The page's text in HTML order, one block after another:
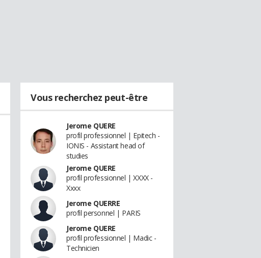
Vous recherchez peut-être
Jerome QUERE
profil professionnel | Epitech -
IONIS - Assistant head of
studies
Jerome QUERE
profil professionnel | XXXX -
Xxxx
Jerome QUERRE
profil personnel | PARIS
Jerome QUERE
profil professionnel | Madic -
Technicien